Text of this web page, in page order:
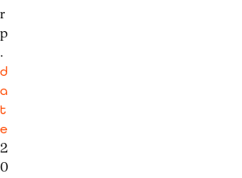
r
p
.
d
a
t
e
2
0